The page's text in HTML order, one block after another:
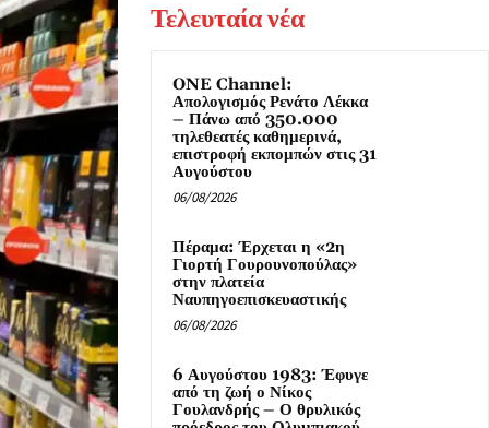
Τελευταία νέα
ONE Channel:
Απολογισμός Ρενάτο Λέκκα
– Πάνω από 350.000
τηλεθεατές καθημερινά,
επιστροφή εκπομπών στις 31
Αυγούστου
06/08/2026
Πέραμα: Έρχεται η «2η
Γιορτή Γουρουνοπούλας»
στην πλατεία
Ναυπηγοεπισκευαστικής
06/08/2026
6 Αυγούστου 1983: Έφυγε
από τη ζωή ο Νίκος
Γουλανδρής – Ο θρυλικός